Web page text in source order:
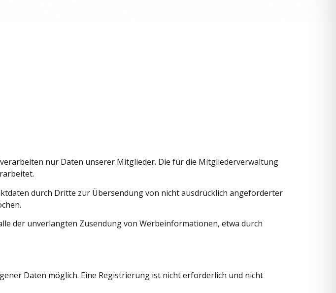
nur Daten unserer Mitglieder. Die für die Mitgliederverwaltung
durch Dritte zur Übersendung von nicht ausdrücklich angeforderter
der unverlangten Zusendung von Werbeinformationen, etwa durch
Daten möglich. Eine Registrierung ist nicht erforderlich und nicht